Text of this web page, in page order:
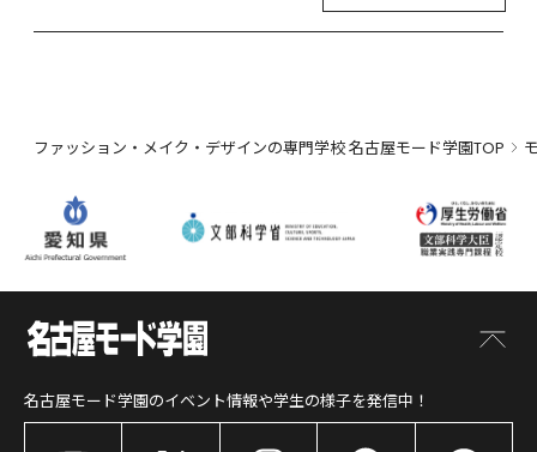
ファッション・メイク・デザインの専門学校 名古屋モード学園TOP
名古屋モード学園のイベント情報や学生の様子を発信中！